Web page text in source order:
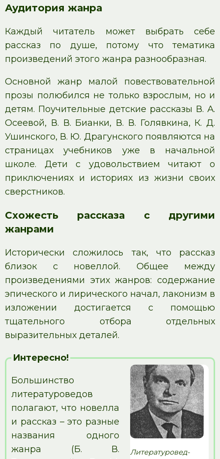
Аудитория жанра
Каждый читатель может выбрать себе
рассказ по душе, потому что тематика
произведений этого жанра разнообразная.
Основной жанр малой повествовательной
прозы полюбился не только взрослым, но и
детям. Поучительные детские рассказы В. А.
Осеевой, В. В. Бианки, В. В. Голявкина, К. Д.
Ушинского, В. Ю. Драгунского появляются на
страницах учебников уже в начальной
школе. Дети с удовольствием читают о
приключениях и историях из жизни своих
сверстников.
Схожесть рассказа с другими
жанрами
Исторически сложилось так, что рассказ
близок с новеллой. Общее между
произведениями этих жанров: содержание
эпического и лирического начал, лаконизм в
изложении достигается с помощью
тщательного отбора отдельных
выразительных деталей.
Интересно!
Литературовед-
Большинство
литературоведов
полагают, что новелла
и рассказ – это разные
названия одного
жанра (Б. В.